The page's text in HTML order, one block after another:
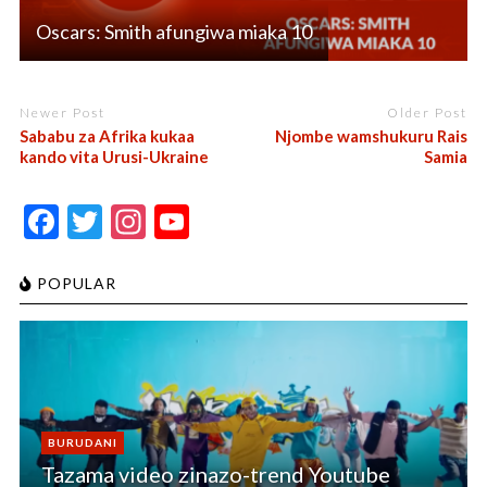
Oscars: Smith afungiwa miaka 10
Newer Post
Sababu za Afrika kukaa
kando vita Urusi-Ukraine
Older Post
Njombe wamshukuru Rais
Samia
F
ac
e
b
o
k
T
w
itt
er
In
st
gr
a
m
Y
o
T
u
b
e
C
POPULAR
BURUDANI
Tazama video zinazo-trend Youtube